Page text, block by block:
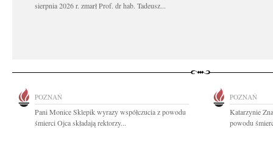
sierpnia 2026 r. zmarł Prof. dr hab. Tadeusz...
POZNAŃ
Pani Monice Sklepik wyrazy współczucia z powodu
śmierci Ojca składają rektorzy...
POZNAŃ
Katarzynie
powodu